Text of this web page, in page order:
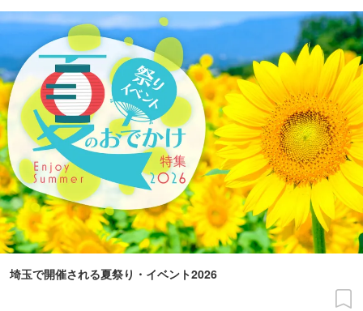
埼玉で開催される夏祭り・イベント2026